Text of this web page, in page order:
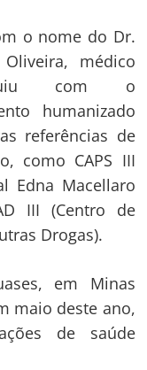
o nome do Dr.
médico
com o
humanizado
referências de
como CAPS III
Edna Macellaro
III (Centro de
Drogas).
em Minas
maio deste ano,
de saúde